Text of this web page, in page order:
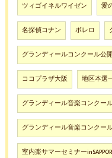
ツィゴイネルワイゼン 愛
名探偵コナン ボレロ
グランディールコンクール公
ココプラザ大阪 地区本選
グランディール音楽コンクー
グランディール音楽コンクー
室内楽サマーセミナー